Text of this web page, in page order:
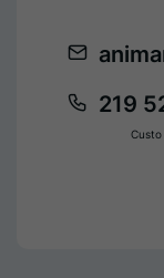
219